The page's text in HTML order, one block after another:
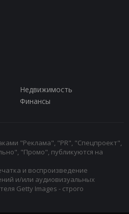
Недвижимость
Финансы
"Реклама", "PR", "Спецпроект",
"Промо", публикуются на
и воспроизведение
и/или аудиовизуальных
Getty Images - строго